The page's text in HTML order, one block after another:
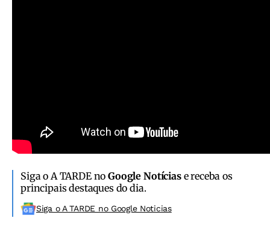
Siga o A TARDE noGoogle Notíciase receba os
principais destaques do dia.
Siga o A TARDE no Google Noticias